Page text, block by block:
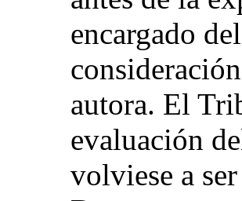
encargado
autora. El
evaluación
volviese a